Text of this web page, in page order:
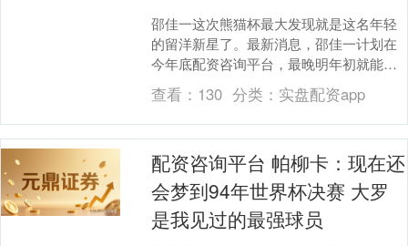
邵佳一这次熊猫杯最大发现就是这名年轻
的留洋新星了。最新消息，邵佳一计划在
今年底配资咨询平台，最晚明年初就能组
建自己的第一期国家队，而这次熊猫杯也
是他重点考察国脚....
查看： 130 分类： 实盘配资app
配资咨询平台 帕柳卡：现在还
会梦到94年世界杯决赛 大罗
是我见过的最强球员